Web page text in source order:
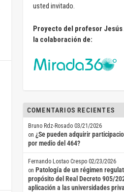
usted invitado.
Proyecto del profesor
la colaboración de:
COMENTARIOS RECIENTES
Bruno Rdz-Rosado 03/21/2026
on ¿Se pueden adquirir
por medio del 464?
Fernando Lostao Crespo 02/23/2026
on Patología de un régimen
propósito del Real Decreto 905/
aplicación a las universidades